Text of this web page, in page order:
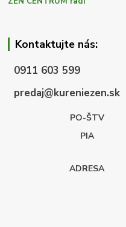
Kontaktujte nás:
0911 603 599
predaj@kureniezen.sk
PO-ŠTV
PIA
ADRESA